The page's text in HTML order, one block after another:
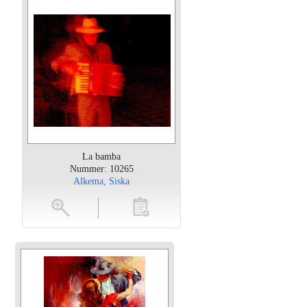
La bamba
Nummer: 10265
Alkema, Siska
toevoegen